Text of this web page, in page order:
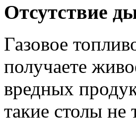
Отсутствие
Газовое
получаете
вредных
такие столы не